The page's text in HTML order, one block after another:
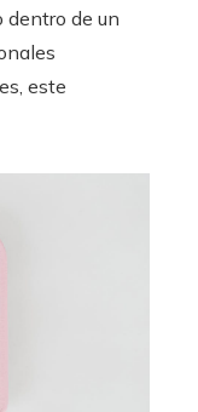
dentro de un
este